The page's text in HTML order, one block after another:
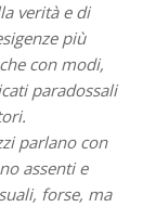
verità e di
più
con modi,
paradossali
parlano con
assenti e
forse, ma